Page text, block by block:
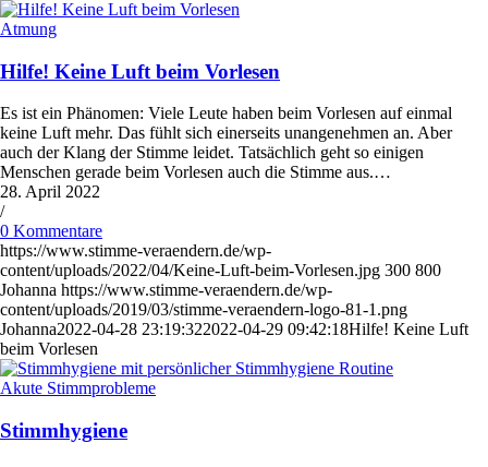
Atmung
Hilfe! Keine Luft beim Vorlesen
Es ist ein Phänomen: Viele Leute haben beim Vorlesen auf einmal
keine Luft mehr. Das fühlt sich einerseits unangenehmen an. Aber
auch der Klang der Stimme leidet. Tatsächlich geht so einigen
Menschen gerade beim Vorlesen auch die Stimme aus.…
28. April 2022
/
0 Kommentare
https://www.stimme-veraendern.de/wp-
content/uploads/2022/04/Keine-Luft-beim-Vorlesen.jpg 300 800
Johanna https://www.stimme-veraendern.de/wp-
content/uploads/2019/03/stimme-veraendern-logo-81-1.png
Johanna2022-04-28 23:19:322022-04-29 09:42:18Hilfe! Keine Luft
beim Vorlesen
Akute Stimmprobleme
Stimmhygiene